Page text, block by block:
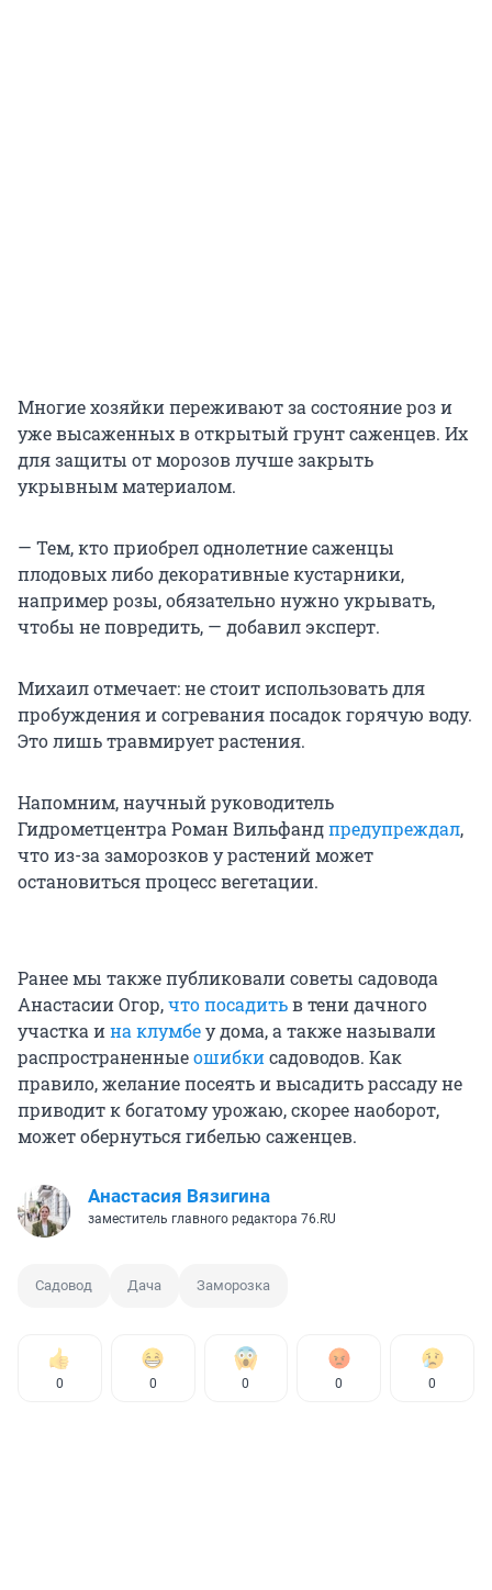
Многие хозяйки переживают за состояние роз и
уже высаженных в открытый грунт саженцев. Их
для защиты от морозов лучше закрыть
укрывным материалом.
— Тем, кто приобрел однолетние саженцы
плодовых либо декоративные кустарники,
например розы, обязательно нужно укрывать,
чтобы не повредить, — добавил эксперт.
Михаил отмечает: не стоит использовать для
пробуждения и согревания посадок горячую воду.
Это лишь травмирует растения.
Напомним, научный руководитель
Гидрометцентра Роман Вильфандпредупреждал,
что из-за заморозков у растений может
остановиться процесс вегетации.
Ранее мы также публиковали советы садовода
Анастасии Огор,что посадитьв тени дачного
участка ина клумбеу дома, а также называли
распространенныеошибкисадоводов. Как
правило, желание посеять и высадить рассаду не
приводит к богатому урожаю, скорее наоборот,
может обернуться гибелью саженцев.
Анастасия Вязигина
заместитель главного редактора 76.RU
Садовод Дача Заморозка
0 0 0 0 0